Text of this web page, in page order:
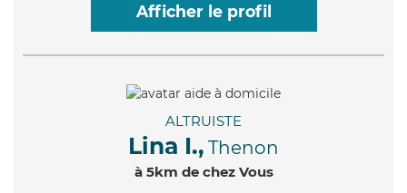
Afficher le profil
ALTRUISTE
Lina I., Thenon
à 5km de chez Vous